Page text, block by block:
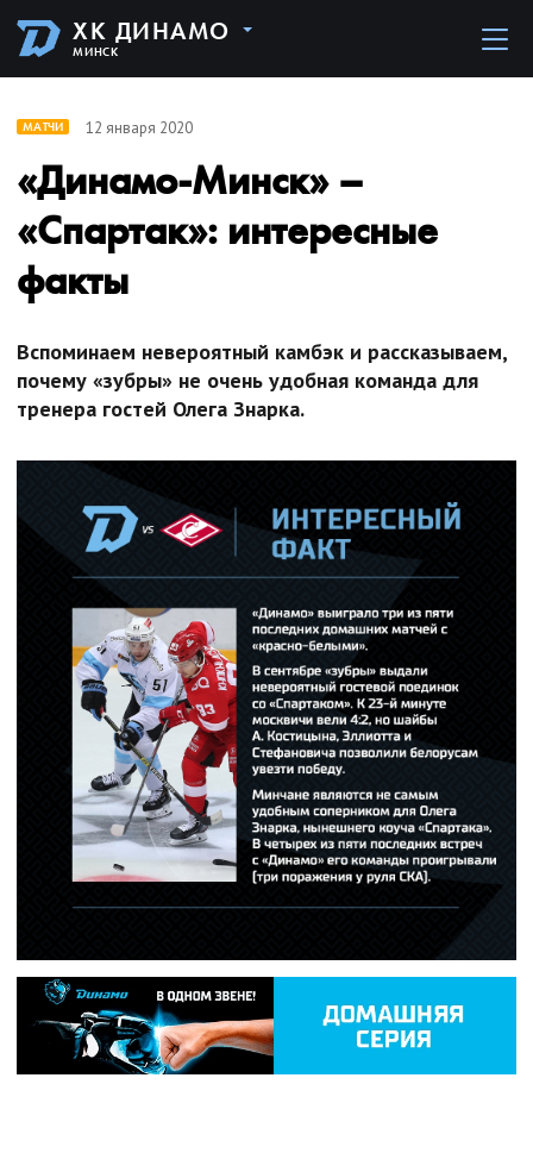
ХК ДИНАМО
МИНСК
МАТЧИ 12 января 2020
«Динамо-Минск» –
«Спартак»: интересные
факты
Вспоминаем невероятный камбэк и рассказываем,
почему «зубры» не очень удобная команда для
тренера гостей Олега Знарка.